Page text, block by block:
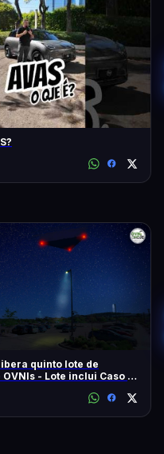
quinto lote de
- Lote inclui Caso no